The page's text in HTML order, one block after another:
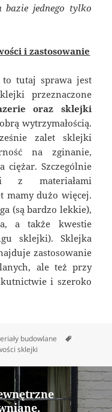
bazie jednego tylko
i zastosowanie
to tutaj sprawa jest
przeznaczone
oraz sklejki
wytrzymałością.
zalet sklejki
na zginanie,
ciężar. Szczególnie
z materiałami
mamy dużo więcej.
(są bardzo lekkie),
a także kwestie
sklejki). Sklejka
zastosowanie
ale też przy
i szeroko
budowlane
sklejki